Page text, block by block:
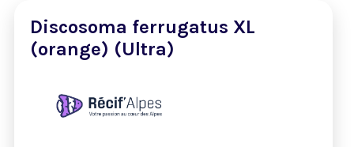
Discosoma ferrugatus XL
(orange) (Ultra)